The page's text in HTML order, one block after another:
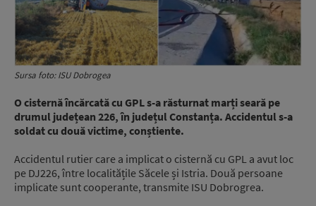
Sursa foto: ISU Dobrogea
O cisternă încărcată cu GPL s-a răsturnat marți seară pe
drumul județean 226, în județul Constanța. Accidentul s-a
soldat cu două victime, conștiente.
Accidentul rutier care a implicat o cisternă cu GPL a avut loc
pe DJ226,între localitățile Săcele și Istria. Două persoane
implicate sunt cooperante, transmite ISU Dobrogrea.